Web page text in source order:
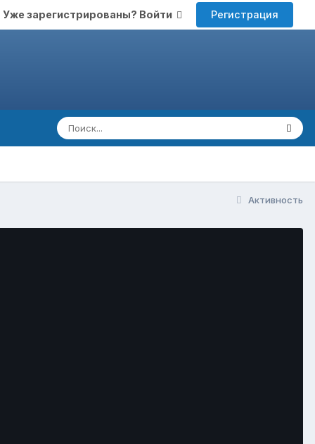
Уже зарегистрированы? Войти Регистрация
Активность